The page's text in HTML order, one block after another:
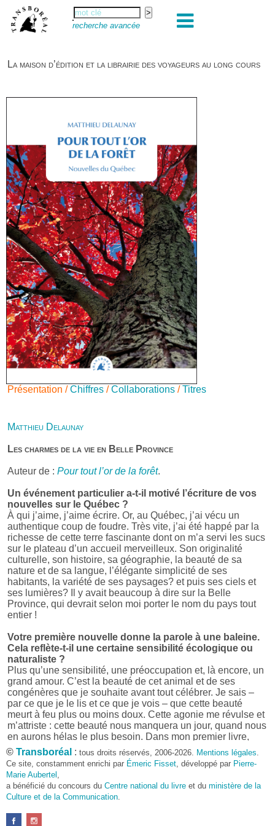
recherche avancée
La maison d’édition et la librairie des voyageurs au long cours
Présentation /Chiffres /Collaborations /Titres
Matthieu Delaunay
Les charmes de la vie en Belle Province
Auteur de : Pour tout l’or de la forêt.
Un événement particulier a-t-il motivé l’écriture de vos
nouvelles sur le Québec ?
À qui j’aime, j’aime écrire. Or, au Québec, j’ai vécu un
authentique coup de foudre. Très vite, j’ai été happé par la
richesse de cette terre fascinante dont on m’a servi les sucs
sur le plateau d’un accueil merveilleux. Son originalité
culturelle, son histoire, sa géographie, la beauté de sa
nature et de sa langue, l’élégante simplicité de ses
habitants, la variété de ses paysages? et puis ses ciels et
ses lumières? Il y avait beaucoup à dire sur la Belle
Province, qui devrait selon moi porter le nom du pays tout
entier !
Votre première nouvelle donne la parole à une baleine.
Cela reflète-t-il une certaine sensibilité écologique ou
naturaliste ?
Plus qu’une sensibilité, une préoccupation et, là encore, un
grand amour. C’est la beauté de cet animal et de ses
congénères que je souhaite avant tout célébrer. Je sais –
par ce que je le lis et ce que je vois – que cette beauté
meurt à feu plus ou moins doux. Cette agonie me révulse et
m’attriste : cette beauté nous manquera un jour, quand nous
en aurons hélas le plus besoin. Dans mon premier livre,
j’avais pris goût à me mettre dans la peau d’une bête. Outre
l’intérêt de l’exercice littéraire, il me semble que cela peut
être un bon moyen pour transmettre certains messages.
Pourquoi avoir choisi le format des nouvelles plutôt
qu’un autre ?
D’abord parce que j’aime (décidément!) en lire !
© Transboréal : tous droits réservés, 2006-2026. Mentions légales
Ce site, constamment enrichi par Émeric Fisset , développé par Pierre-
Marie Aubertel
a bénéficié du concours du Centre national du livre et du ministère de la
Culture et de la Communication